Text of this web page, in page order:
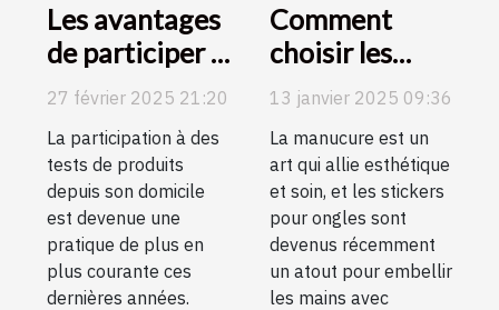
Les avantages
de participer à
des tests de
depuis chez
soi
27 février 2025 21:20
La participation à des
tests de produits
depuis son domicile
est devenue une
pratique de plus en
plus courante ces
dernières années.
Comment
choisir les
meilleurs
stickers pour
une manucure
durable et
élégante
13 janvier 2025 09:36
La manucure est un
art qui allie esthétique
et soin, et les stickers
pour ongles sont
devenus récemment
un atout pour embellir
les mains avec